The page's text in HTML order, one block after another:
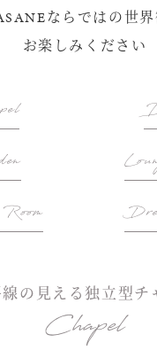
ならではの世界
お楽しみください
の見える独立型チ
Chapel